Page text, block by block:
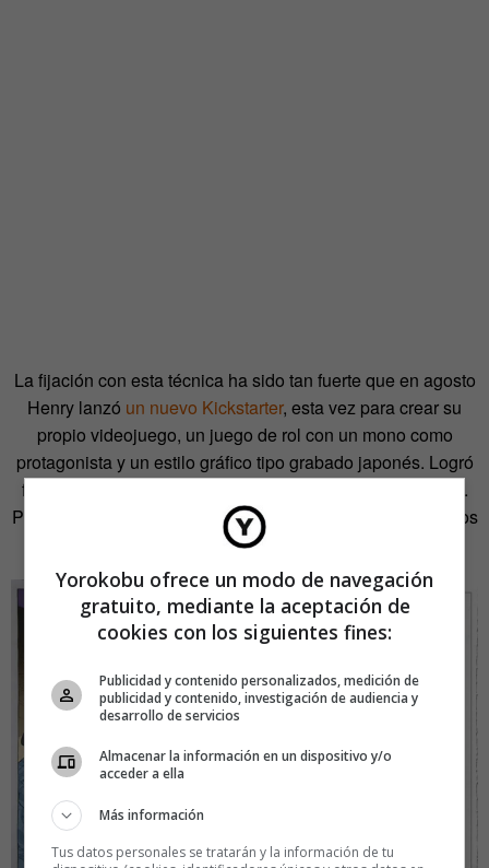
La fijación con esta técnica ha sido tan fuerte que en agosto
Henry lanzó un nuevo Kickstarter, esta vez para crear su
propio videojuego, un juego de rol con un mono como
protagonista y un estilo gráfico tipo grabado japonés. Logró
financiarlo pero sin repetir el éxito de su anterior proyecto.
Parece que crear personajes es más difícil que versionar los
de otros.
Yorokobu ofrece un modo de navegación
gratuito, mediante la aceptación de
cookies con los siguientes fines:
Publicidad y contenido personalizados, medición de
publicidad y contenido, investigación de audiencia y
desarrollo de servicios
Almacenar la información en un dispositivo y/o
acceder a ella
Más información
Tus datos personales se tratarán y la información de tu